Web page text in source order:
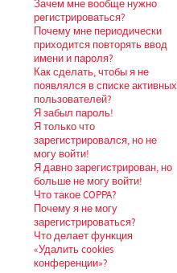
Зачем мне вообще нужно
регистрироваться?
Почему мне периодически
приходится повторять ввод
имени и пароля?
Как сделать, чтобы я не
появлялся в списке активных
пользователей?
Я забыл пароль!
Я только что
зарегистрировался, но не
могу войти!
Я давно зарегистрирован, но
больше не могу войти!
Что такое COPPA?
Почему я не могу
зарегистрироваться?
Что делает функция
«Удалить cookies
конференции»?